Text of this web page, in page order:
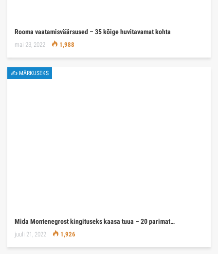
Rooma vaatamisväärsused – 35 kõige huvitavamat kohta
mai 23, 2022 1,988
✍ MÄRKUSEKS
Mida Montenegrost kingituseks kaasa tuua – 20 parimat…
juuli 21, 2022 1,926